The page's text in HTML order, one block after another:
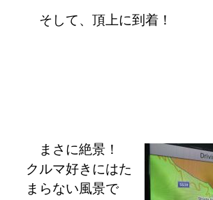
そして、頂上に到着！
まさに絶景！
クルマ好きにはた
まらない風景で